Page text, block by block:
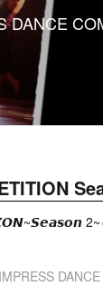
DANCE
IMPRESS